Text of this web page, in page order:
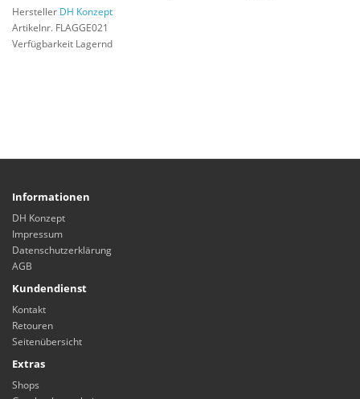
Hersteller DH Konzept
Artikelnr. FLAGGE021
Verfügbarkeit Lagernd
Informationen
DH Konzept
Impressum
Datenschutzerklärung
AGB
Kundendienst
Kontakt
Retouren
Seitenübersicht
Extras
Shops